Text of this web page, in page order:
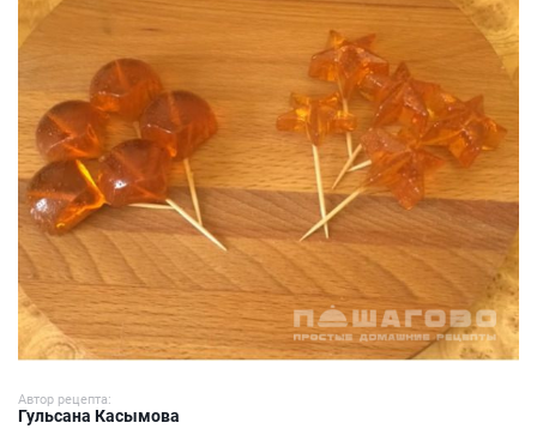
Автор рецепта:
Гульсана Касымова